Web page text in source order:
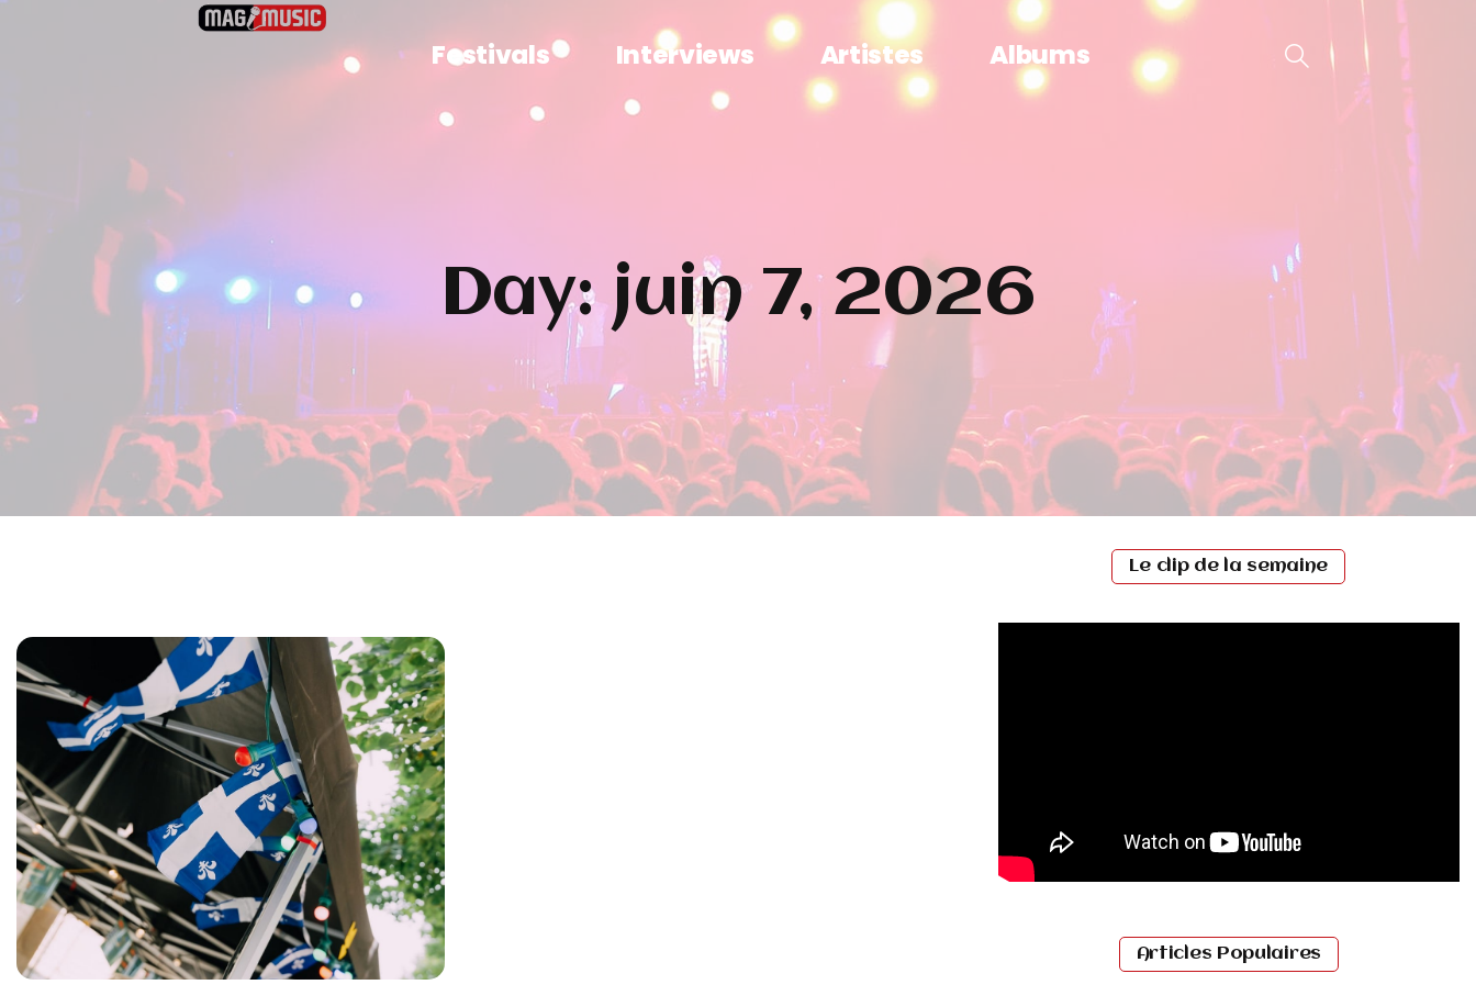
Festivals Interviews Artistes Albums
Day: juin 7, 2026
Le clip de la semaine
Articles Populaires